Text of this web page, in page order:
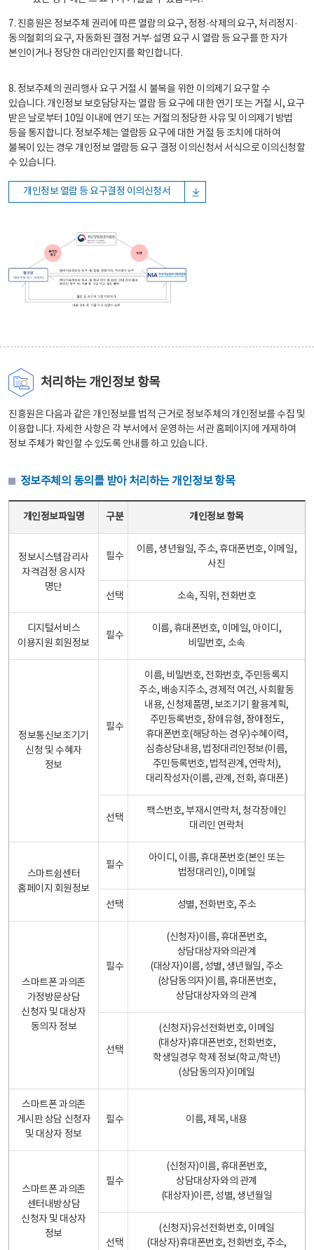
7. 진흥원은 정보주체 권리에 따른 열람의 요구, 정정·삭제의 요구, 처리정지·
동의철회의 요구, 자동화된 결정 거부·설명 요구 시 열람 등 요구를 한 자가
본인이거나 정당한 대리인인지를 확인합니다.
8. 정보주체의 권리행사 요구 거절 시 불복을 위한 이의제기 요구할 수
있습니다. 개인정보 보호담당자는 열람 등 요구에 대한 연기 또는 거절 시, 요구
받은 날로부터 10일 이내에 연기 또는 거절의 정당한 사유 및 이의제기 방법
등을 통지합니다. 정보주체는 열람등 요구에 대한 거절 등 조치에 대하여
불복이 있는 경우 개인정보 열람등 요구 결정 이의신청서 서식으로 이의신청할
수 있습니다.
개인정보 열람 등 요구결정 이의신청서
처리하는 개인정보 항목
진흥원은 다음과 같은 개인정보를 법적 근거로 정보주체의 개인정보를 수집 및
이용합니다. 자세한 사항은 각 부서에서 운영하는 서관 홈페이지에 게재하여
정보 주체가 확인할 수 있도록 안내를 하고 있습니다.
정보주체의 동의를 받아 처리하는 개인정보 항목
개인정보파일명 구분 개인정보 항목
정보시스템감리사
자격검정 응시자
명단
필수
이름, 생년월일, 주소, 휴대폰번호, 이메일,
사진
선택 소속, 직위, 전화번호
디지털서비스
이용지원 회원정보
필수
이름, 휴대폰번호, 이메일, 아이디,
비밀번호, 소속
정보통신보조기기
신청 및 수혜자
정보
필수
이름, 비밀번호, 전화번호, 주민등록지
주소, 배송지주소, 경제적 여건, 사회활동
내용, 신청제품명, 보조기기 활용계획,
주민등록번호, 장애유형, 장애정도,
휴대폰번호(해당하는 경우)수혜이력,
심층상담내용, 법정대리인정보(이름,
주민등록번호, 법적관계, 연락처),
대리작성자(이름, 관계, 전화, 휴대폰)
선택
팩스번호, 부재시연락처, 청각장애인
대리인 연락처
스마트쉼센터
홈페이지 회원정보
필수
아이디, 이름, 휴대폰번호(본인 또는
법정대리인), 이메일
선택 성별, 전화번호, 주소
스마트폰 과의존
가정방문상담
신청자 및 대상자
동의자 정보
필수
(신청자)이름, 휴대폰번호,
상담대상자와의관계
(대상자)이름, 성별, 생년월일, 주소
(상담동의자)이름, 휴대폰번호,
상담대상자와의 관계
선택
(신청자)유선전화번호, 이메일
(대상자)휴대폰번호, 전화번호,
학생일경우 학제 정보(학교/학년)
(상담동의자)이메일
스마트폰 과의존
게시판 상담 신청자
및 대상자 정보
필수 이름, 제목, 내용
스마트폰 과의존
센터내방상담
신청자 및 대상자
정보
필수
(신청자)이름, 휴대폰번호,
상담대상자와의 관계
(대상자)이른, 성별, 생년월일
선택
(신청자)유선전화번호, 이메일
(대상자)휴대폰번호, 전화번호, 주소,